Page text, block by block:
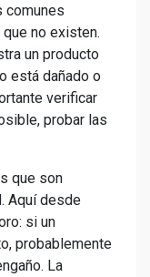
comunes
no existen.
un producto
está dañado o
verificar
probar las
que son
Aquí desde
si un
probablemente
La